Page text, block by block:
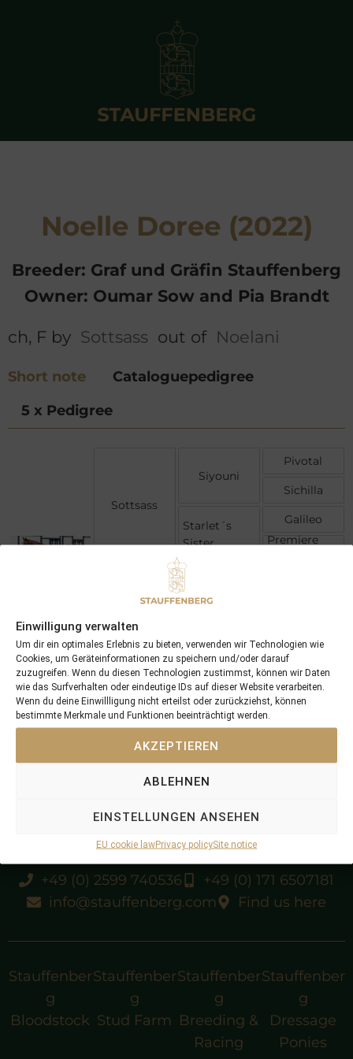
Einwilligung verwalten
Um dir ein optimales Erlebnis zu bieten, verwenden wir Technologien wie
Cookies, um Geräteinformationen zu speichern und/oder darauf
zuzugreifen. Wenn du diesen Technologien zustimmst, können wir Daten
wie das Surfverhalten oder eindeutige IDs auf dieser Website verarbeiten.
Wenn du deine Einwillligung nicht erteilst oder zurückziehst, können
bestimmte Merkmale und Funktionen beeinträchtigt werden.
AKZEPTIEREN
ABLEHNEN
EINSTELLUNGEN ANSEHEN
EU cookie lawPrivacy policySite notice
Noelle Doree (2022)
Breeder: Graf und Gräfin Stauffenberg
Owner: Oumar Sow and Pia Brandt
ch, F by Sottsass out of Noelani
Short note
Cataloguepedigree
5 x Pedigree
Sottsass
Noelani
Siyouni
Starlet´s
Sister
Notre Dame
Pivotal
Sichilla
Galileo
Premiere
Noble
Princesse
+49 (0) 2599 740536
+49 (0) 171 6507181
info@stauffenberg.com
Find us here
Stauffenber
g
Bloodstock
Stauffenber
g
Stud Farm
Stauffenber
g
Breeding &
Racing
Stauffenber
g
Dressage
Ponies